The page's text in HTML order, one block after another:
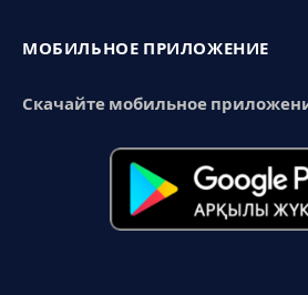
МОБИЛЬНОЕ ПРИЛОЖЕНИЕ
Скачайте мобильное